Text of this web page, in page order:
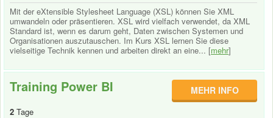
Mit der eXtensible Stylesheet Language (XSL) können Sie XML
umwandeln oder präsentieren. XSL wird vielfach verwendet, da XML
Standard ist, wenn es darum geht, Daten zwischen Systemen und
Organisationen auszutauschen. Im Kurs XSL lernen Sie diese
vielseitige Technik kennen und arbeiten direkt an eine... [mehr]
Training Power BI
2 Tage
MEHR INFO